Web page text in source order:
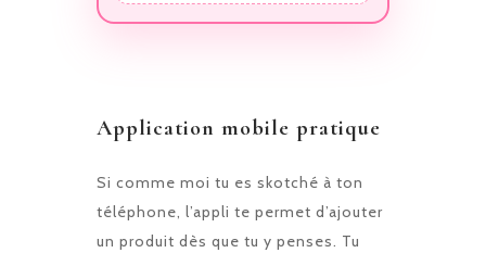
Application mobile pratique
Si comme moi tu es skotché à ton
téléphone, l’appli te permet d’ajouter
un produit dès que tu y penses. Tu